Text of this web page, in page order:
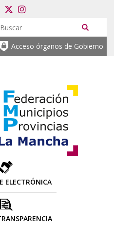
Acceso órganos de Gobierno
ELECTRÓNICA